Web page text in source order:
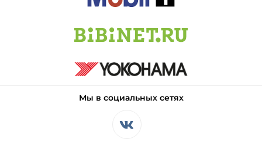
Мы в социальных сетях